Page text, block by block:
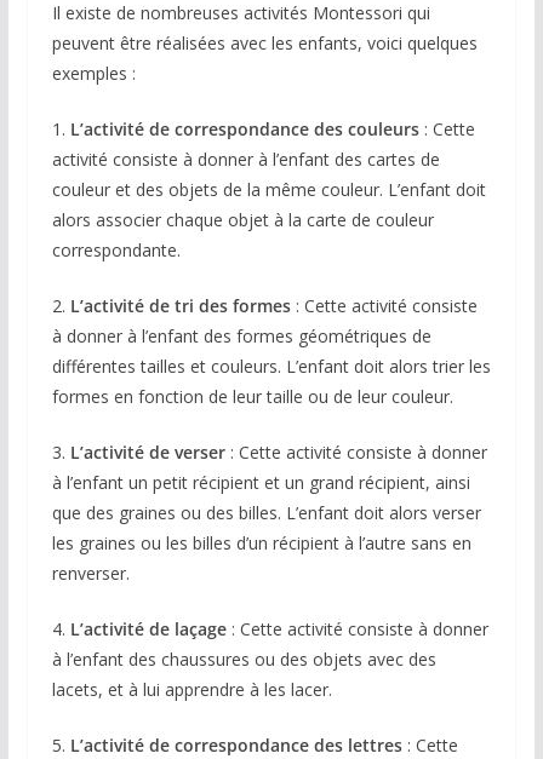
Il existe de nombreuses activités Montessori qui
peuvent être réalisées avec les enfants, voici quelques
exemples :
1. L’activité de correspondance des couleurs: Cette
activité consiste à donner à l’enfant des cartes de
couleur et des objets de la même couleur. L’enfant doit
alors associer chaque objet à la carte de couleur
correspondante.
2. L’activité de tri des formes: Cette activité consiste
à donner à l’enfant des formes géométriques de
différentes tailles et couleurs. L’enfant doit alors trier les
formes en fonction de leur taille ou de leur couleur.
3. L’activité de verser: Cette activité consiste à donner
à l’enfant un petit récipient et un grand récipient, ainsi
que des graines ou des billes. L’enfant doit alors verser
les graines ou les billes d’un récipient à l’autre sans en
renverser.
4. L’activité de laçage: Cette activité consiste à donner
à l’enfant des chaussures ou des objets avec des
lacets, et à lui apprendre à les lacer.
5. L’activité de correspondance des lettres: Cette